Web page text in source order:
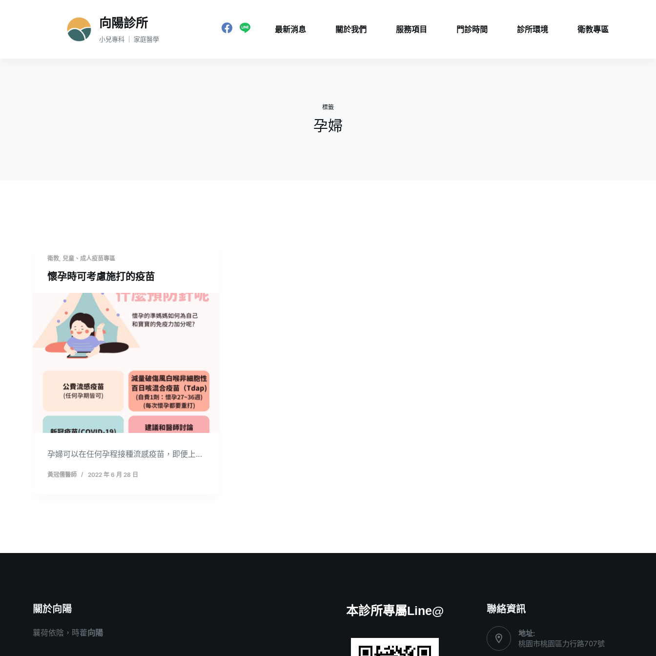
向陽診所
小兒專科 ｜ 家庭醫學
最新消息 關於我們 服務項目 門診時間 診所環境 衛教專區
標籤
孕婦
衛教, 兒童、成人疫苗專區
懷孕時可考慮施打的疫苗
孕婦可以在任何孕程接種流感疫苗，即便上…
黃冠儒醫師 2022 年 6 月 28 日
關於向陽
蘘荷依陰，時藿向陽
本診所專屬Line@ 聯絡資訊
地址:
桃園市桃園區力行路707號